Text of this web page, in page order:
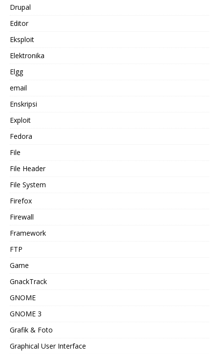
Drupal
Editor
Eksploit
Elektronika
Elgg
email
Enskripsi
Exploit
Fedora
File
File Header
File System
Firefox
Firewall
Framework
FTP
Game
GnackTrack
GNOME
GNOME 3
Grafik & Foto
Graphical User Interface